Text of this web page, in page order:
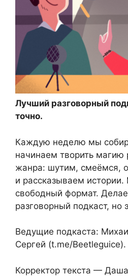
Лучший разговорный
точно.
Каждую неделю мы
начинаем творить магию
жанра: шутим, смеёмся,
и рассказываем
свободный формат.
разговорный подкаст, но
Ведущие подкаста:
Сергей (t.me/Beetleguice).
Корректор текста — Даша